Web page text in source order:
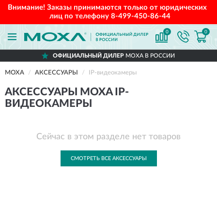
Внимание! Заказы принимаются только от юридических
лиц по телефону 8-499-450-86-44
0 0
ОФИЦИАЛЬНЫЙ ДИЛЕРMOXA В РОССИИ
MOXA АКСЕССУАРЫ IP-видеокамеры
АКСЕССУАРЫ MOXA IP-
ВИДЕОКАМЕРЫ
Сейчас в этом разделе нет товаров
СМОТРЕТЬ ВСЕ АКСЕССУАРЫ